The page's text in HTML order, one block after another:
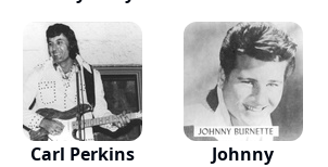
Carl Perkins
Johnny